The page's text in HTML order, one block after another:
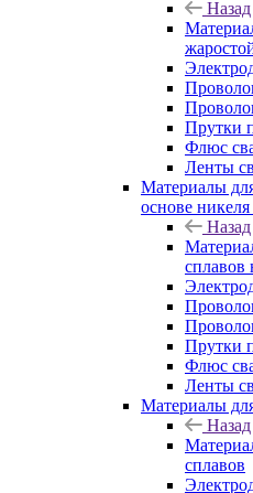
Назад
Прутки
Флюс
Ленты
Материалы
основе никеля
Назад
сплавов
Прутки
Флюс
Ленты
Материалы
Назад
сплавов